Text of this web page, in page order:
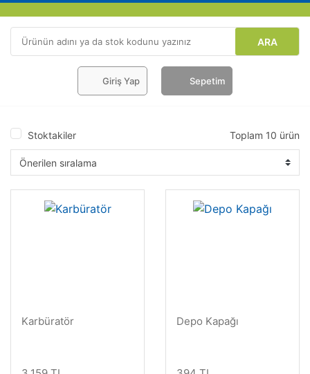
ARA
Giriş Yap Sepetim
Stoktakiler Toplam 10 ürün
Karbüratör Depo Kapağı